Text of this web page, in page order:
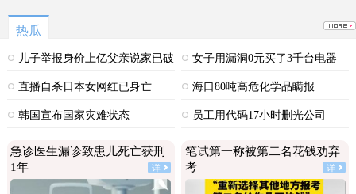
热瓜
儿子举报身价上亿父亲说家已破
碎
女子用漏洞0元买了3千台电器
直播自杀日本女网红已身亡 海口80吨高危化学品瞒报
韩国宣布国家灾难状态
员工用代码17小时删光公司
急诊医生漏诊致患儿死亡获刑
1年
详
笔试第一称被第二名花钱劝弃
考
详